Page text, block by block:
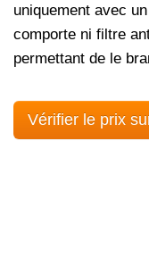
uniquement avec
comporte ni filtre
permettant de le
Vérifier le prix